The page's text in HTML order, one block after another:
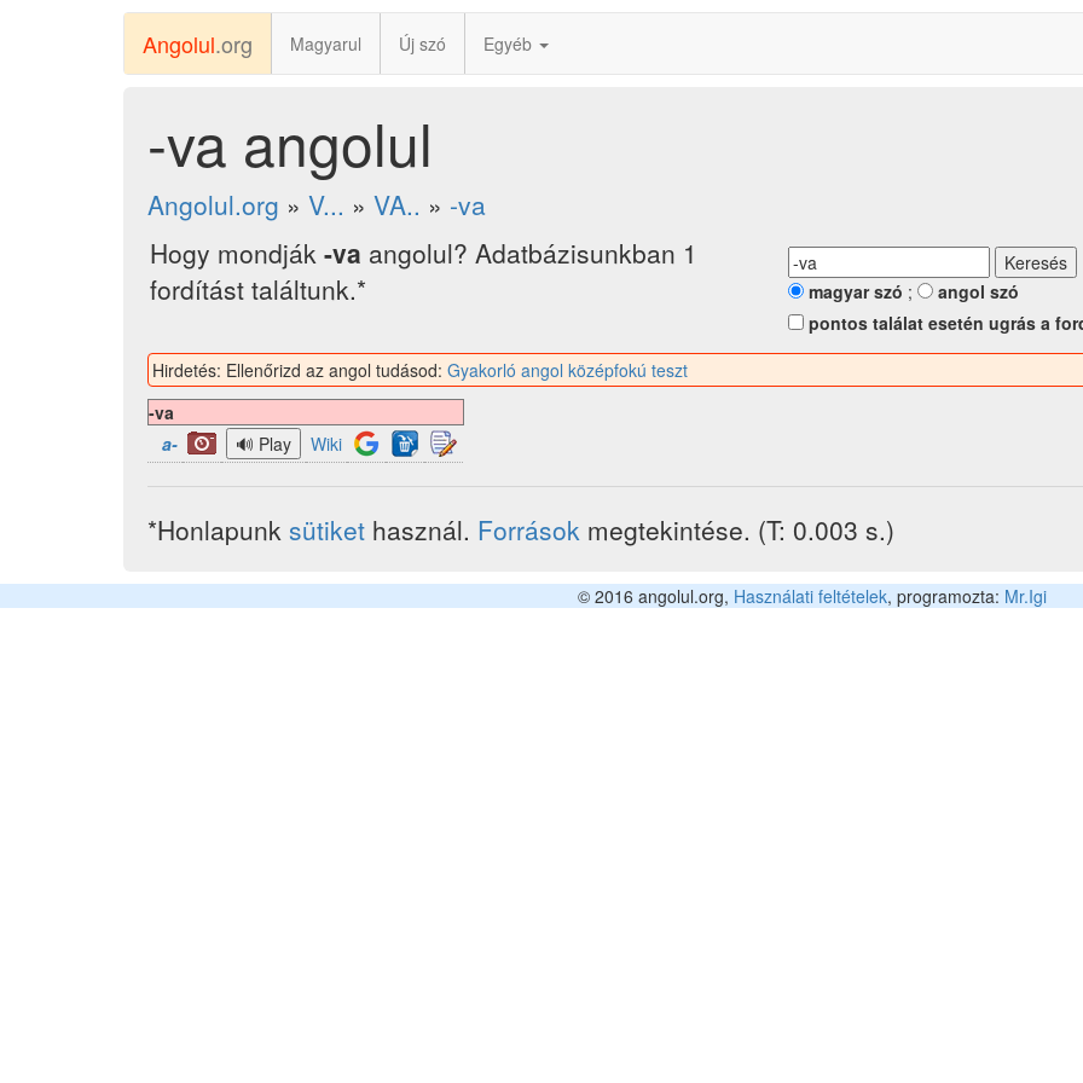
Angolul.org Magyarul Új szó Egyéb
-va angolul
Angolul.org » V... » VA.. » -va
Hogy mondják -va angolul? Adatbázisunkban 1
fordítást találtunk.*
magyar szó ;
angol szó
pontos találat esetén ugrás a
Hirdetés: Ellenőrizd az angol tudásod: Gyakorló angol középfokú teszt
-va
a-
Wiki
*Honlapunk sütiket használ. Források megtekintése. (T: 0.003 s.)
© 2016 angolul.org, Használati feltételek, programozta: Mr.Igi